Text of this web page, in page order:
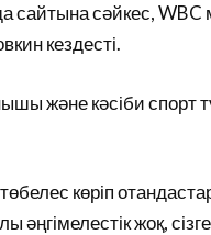
сәйкес, WBC
кездесті.
және кәсіби спорт
көріп
жоқ,